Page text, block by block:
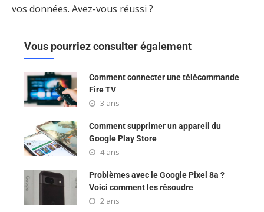
vos données. Avez-vous réussi ?
Vous pourriez consulter également
Comment connecter une télécommande
Fire TV
3 ans
Comment supprimer un appareil du
Google Play Store
4 ans
Problèmes avec le Google Pixel 8a ?
Voici comment les résoudre
2 ans